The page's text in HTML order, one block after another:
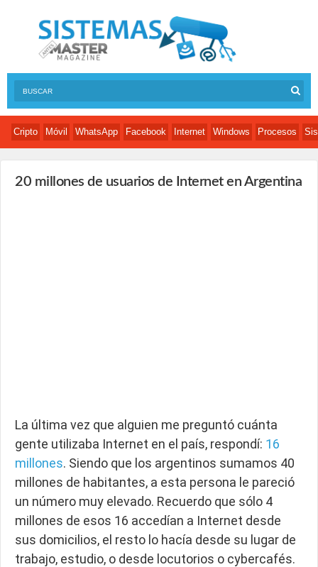
Cripto Móvil WhatsApp Facebook Internet Windows Procesos
20 millones de usuarios de Internet en Argentina
La última vez que alguien me preguntó cuánta
gente utilizaba Internet en el país, respondí: 16
millones. Siendo que los argentinos sumamos 40
millones de habitantes, a esta persona le pareció
un número muy elevado. Recuerdo que sólo 4
millones de esos 16 accedían a Internet desde
sus domicilios, el resto lo hacía desde su lugar de
trabajo, estudio, o desde locutorios o cybercafés.